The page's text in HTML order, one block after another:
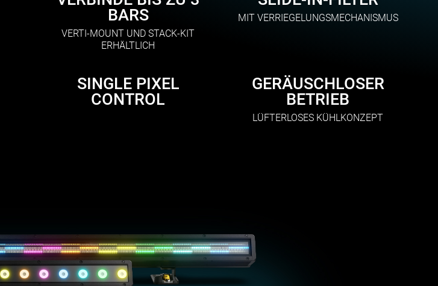
BARS
VERTI-MOUNT UND STACK-KIT
ERHÄLTLICH
MIT VERRIEGELUNGSMECHANISMUS
SINGLE PIXEL
CONTROL
GERÄUSCHLOSER
BETRIEB
LÜFTERLOSES KÜHLKONZEPT